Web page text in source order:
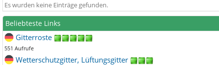
Es wurden keine Einträge gefunden.
Beliebteste Links
Gitterroste
551 Aufrufe
Wetterschutzgitter, Lüftungsgitter